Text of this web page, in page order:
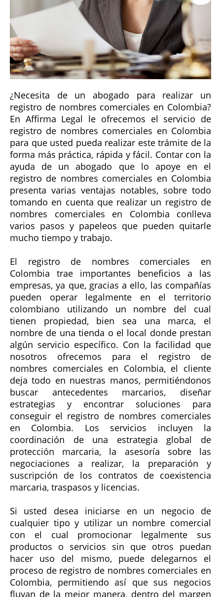
¿Necesita de un abogado para realizar un
registro de nombres comerciales en Colombia?
En Affirma Legal le ofrecemos el servicio de
registro de nombres comerciales en Colombia
para que usted pueda realizar este trámite de la
forma más práctica, rápida y fácil. Contar con la
ayuda de un abogado que lo apoye en el
registro de nombres comerciales en Colombia
presenta varias ventajas notables, sobre todo
tomando en cuenta que realizar un registro de
nombres comerciales en Colombia conlleva
varios pasos y papeleos que pueden quitarle
mucho tiempo y trabajo.
El registro de nombres comerciales en
Colombia trae importantes beneficios a las
empresas, ya que, gracias a ello, las compañías
pueden operar legalmente en el territorio
colombiano utilizando un nombre del cual
tienen propiedad, bien sea una marca, el
nombre de una tienda o el local donde prestan
algún servicio específico. Con la facilidad que
nosotros ofrecemos para el registro de
nombres comerciales en Colombia, el cliente
deja todo en nuestras manos, permitiéndonos
buscar antecedentes marcarios, diseñar
estrategias y encontrar soluciones para
conseguir el registro de nombres comerciales
en Colombia. Los servicios incluyen la
coordinación de una estrategia global de
protección marcaria, la asesoría sobre las
negociaciones a realizar, la preparación y
suscripción de los contratos de coexistencia
marcaria, traspasos y licencias.
Si usted desea iniciarse en un negocio de
cualquier tipo y utilizar un nombre comercial
con el cual promocionar legalmente sus
productos o servicios sin que otros puedan
hacer uso del mismo, puede delegarnos el
proceso de registro de nombres comerciales en
Colombia, permitiendo así que sus negocios
fluyan de la mejor manera, dentro del margen